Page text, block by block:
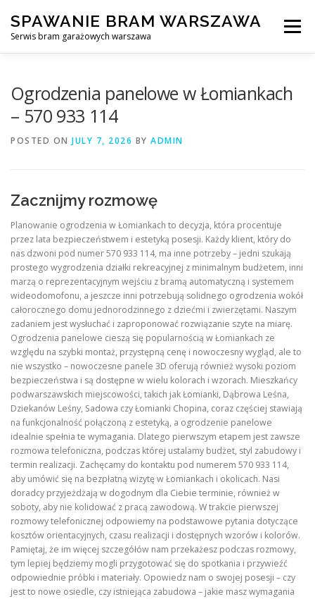
content
SPAWANIE BRAM WARSZAWA
Serwis bram garażowych warszawa
Menu
Ogrodzenia panelowe w Łomiankach
– 570 933 114
POSTED ON JULY 7, 2026 BY ADMIN
Zacznijmy rozmowę
Planowanie ogrodzenia w Łomiankach to decyzja, która procentuje
przez lata bezpieczeństwem i estetyką posesji. Każdy klient, który do
nas dzwoni pod numer 570 933 114, ma inne potrzeby – jedni szukają
prostego wygrodzenia działki rekreacyjnej z minimalnym budżetem, inni
marzą o reprezentacyjnym wejściu z bramą automatyczną i systemem
wideodomofonu, a jeszcze inni potrzebują solidnego ogrodzenia wokół
całorocznego domu jednorodzinnego z dziećmi i zwierzętami. Naszym
zadaniem jest wysłuchać i zaproponować rozwiązanie szyte na miarę.
Ogrodzenia panelowe cieszą się popularnością w Łomiankach ze
względu na szybki montaż, przystępną cenę i nowoczesny wygląd, ale to
nie wszystko – nowoczesne panele 3D oferują również wysoki poziom
bezpieczeństwa i są dostępne w wielu kolorach i wzorach. Mieszkańcy
podwarszawskich miejscowości, takich jak Łomianki, Dąbrowa Leśna,
Dziekanów Leśny, Sadowa czy Łomianki Chopina, coraz częściej stawiają
na funkcjonalność połączoną z estetyką, a ogrodzenie panelowe
idealnie spełnia te wymagania. Dlatego pierwszym etapem jest zawsze
rozmowa telefoniczna, podczas której ustalamy budżet, styl zabudowy i
termin realizacji. Zachęcamy do kontaktu pod numerem 570 933 114,
aby umówić się na bezpłatną wizytę w Łomiankach i okolicach. Nasi
doradcy przyjeżdżają w dogodnym dla Ciebie terminie, również w
soboty, aby nie kolidować z pracą zawodową. W trakcie pierwszej
rozmowy telefonicznej odpowiemy na podstawowe pytania dotyczące
kosztów orientacyjnych, czasu realizacji i dostępnych wzorów i kolorów.
Pamiętaj, że im więcej szczegółów nam przekażesz podczas rozmowy,
tym lepiej będziemy mogli przygotować się do spotkania i przywieźć
odpowiednie próbki i materiały. Opowiedz nam o swojej posesji – czy
jest to nowe osiedle, czy istniejąca zabudowa – jakie masz wymagania